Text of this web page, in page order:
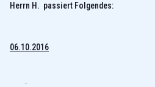
Herrn H. passiert Folgendes:
06.10.2016
.